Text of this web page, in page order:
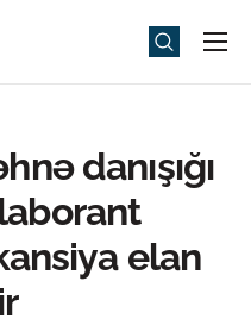
danışığı
elan